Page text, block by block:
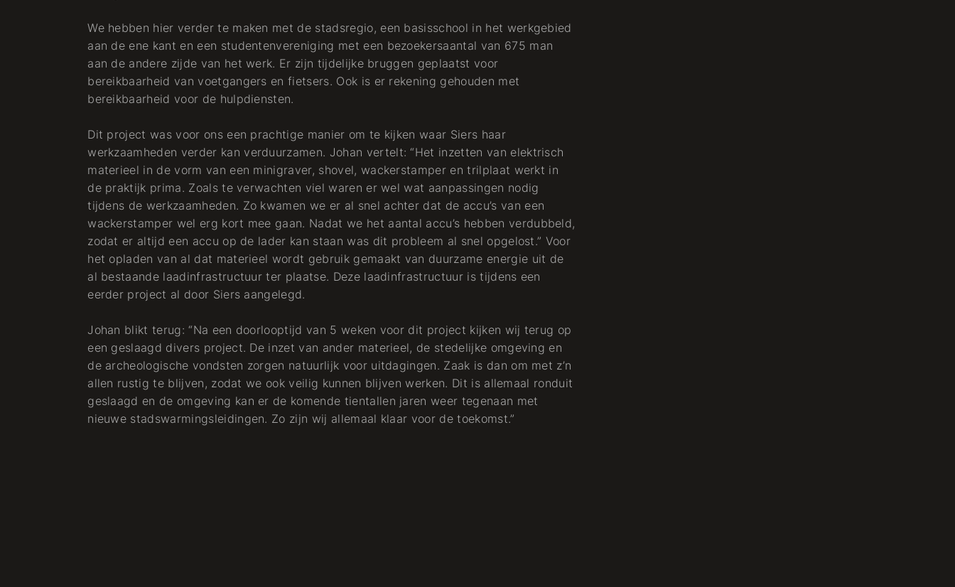
We hebben hier verder te maken met de stadsregio, een basisschool in het werkgebied
aan de ene kant en een studentenvereniging met een bezoekersaantal van 675 man
aan de andere zijde van het werk. Er zijn tijdelijke bruggen geplaatst voor
bereikbaarheid van voetgangers en fietsers. Ook is er rekening gehouden met
bereikbaarheid voor de hulpdiensten.
Dit project was voor ons een prachtige manier om te kijken waar Siers haar
werkzaamheden verder kan verduurzamen. Johan vertelt: “Het inzetten van elektrisch
materieel in de vorm van een minigraver, shovel, wackerstamper en trilplaat werkt in
de praktijk prima. Zoals te verwachten viel waren er wel wat aanpassingen nodig
tijdens de werkzaamheden. Zo kwamen we er al snel achter dat de accu’s van een
wackerstamper wel erg kort mee gaan. Nadat we het aantal accu’s hebben verdubbeld,
zodat er altijd een accu op de lader kan staan was dit probleem al snel opgelost.” Voor
het opladen van al dat materieel wordt gebruik gemaakt van duurzame energie uit de
al bestaande laadinfrastructuur ter plaatse. Deze laadinfrastructuur is tijdens een
eerder project al door Siers aangelegd.
Johan blikt terug: “Na een doorlooptijd van 5 weken voor dit project kijken wij terug op
een geslaagd divers project. De inzet van ander materieel, de stedelijke omgeving en
de archeologische vondsten zorgen natuurlijk voor uitdagingen. Zaak is dan om met z’n
allen rustig te blijven, zodat we ook veilig kunnen blijven werken. Dit is allemaal ronduit
geslaagd en de omgeving kan er de komende tientallen jaren weer tegenaan met
nieuwe stadswarmingsleidingen. Zo zijn wij allemaal klaar voor de toekomst.”